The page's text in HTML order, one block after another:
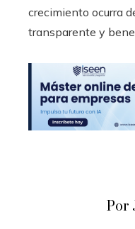
crecimiento ocurra
transparente y
Por